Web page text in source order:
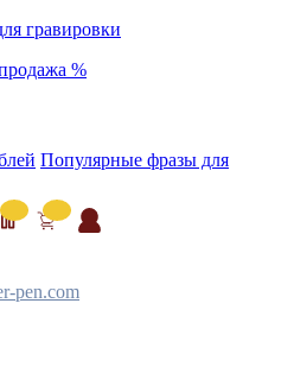
гравировки
%
Популярные фразы для
pen.com